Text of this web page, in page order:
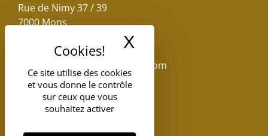
Ce site utilise des cookies
et vous donne le contrôle
sur ceux que vous
souhaitez activer
X
Rue de Nimy 37 / 39
7000 Mons
reservations.losseau@gmail.com
Tel: +32(0)65.398.880